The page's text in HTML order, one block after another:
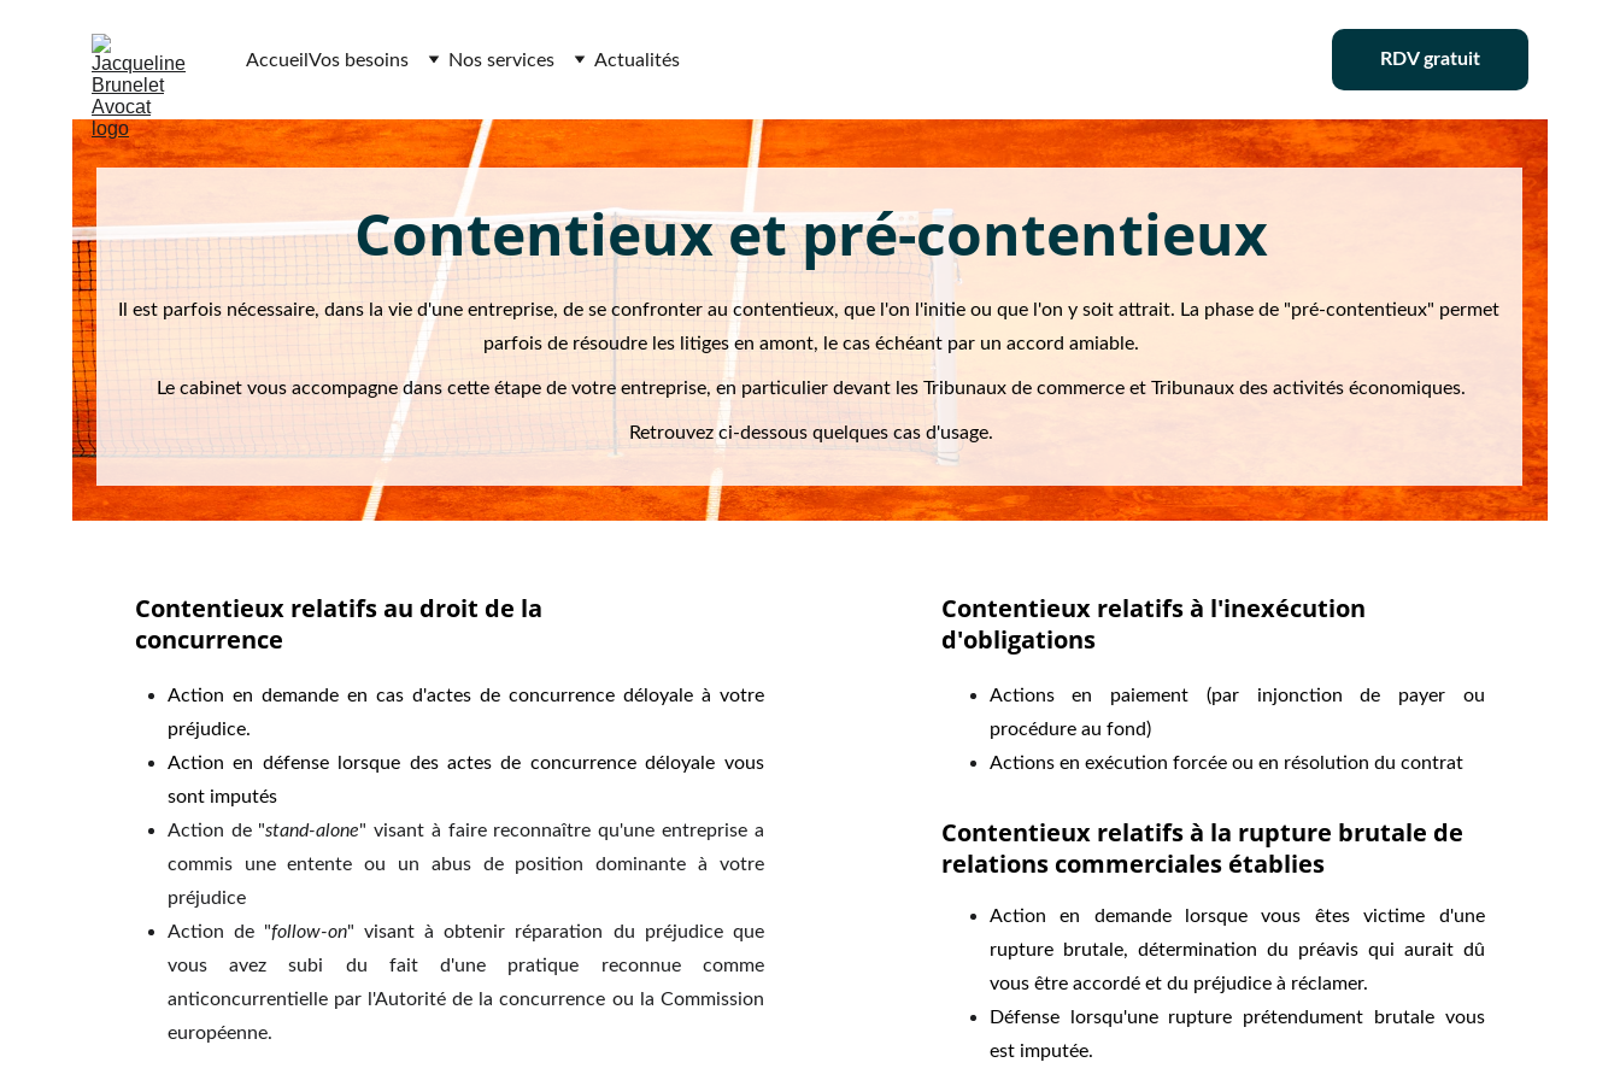
AccueilVos besoins Nos services Actualités RDV gratuit
Contentieux et pré-contentieux
Il est parfois nécessaire, dans la vie d'une entreprise, de se confronter au contentieux, que l'on l'initie ou que l'on y soit attrait. La phase de "pré-contentieux" permet
parfois de résoudre les litiges en amont, le cas échéant par un accord amiable.
Le cabinet vous accompagne dans cette étape de votre entreprise, en particulier devant les Tribunaux de commerce et Tribunaux des activités économiques.
Retrouvez ci-dessous quelques cas d'usage.
Contentieux relatifs à la rupture brutale de
relations commerciales établies
Action en demande lorsque vous êtes victime d'une
rupture brutale, détermination du préavis qui aurait dû
vous être accordé et du préjudice à réclamer.
Défense lorsqu'une rupture prétendument brutale vous
est imputée.
Contentieux relatifs au droit de la
concurrence
Action en demande en cas d'actes de concurrence déloyale à votre
préjudice.
Action en défense lorsque des actes de concurrence déloyale vous
sont imputés
Action de "stand-alone" visant à faire reconnaître qu'une entreprise a
commis une entente ou un abus de position dominante à votre
préjudice
Action de "follow-on" visant à obtenir réparation du préjudice que
vous avez subi du fait d'une pratique reconnue comme
anticoncurrentielle par l'Autorité de la concurrence ou la Commission
européenne.
Contentieux relatifs à l'inexécution
d'obligations
Actions en paiement (par injonction de payer ou
procédure au fond)
Actions en exécution forcée ou en résolution du contrat